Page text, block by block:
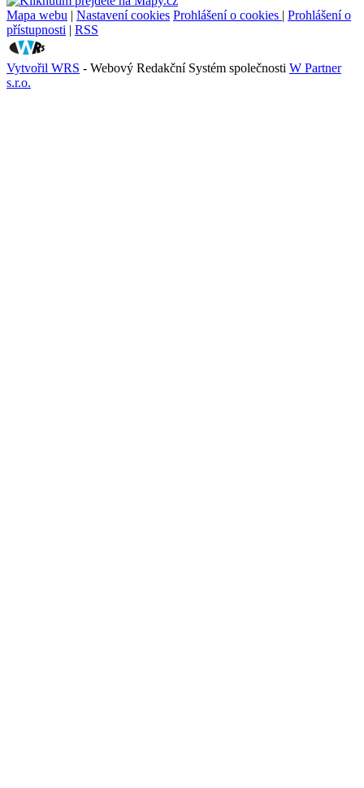
Mapa webu | Nastavení cookies Prohlášení o cookies | Prohlášení o
přístupnosti | RSS
Vytvořil WRS - Webový Redakční Systém společnosti W Partner
s.r.o.